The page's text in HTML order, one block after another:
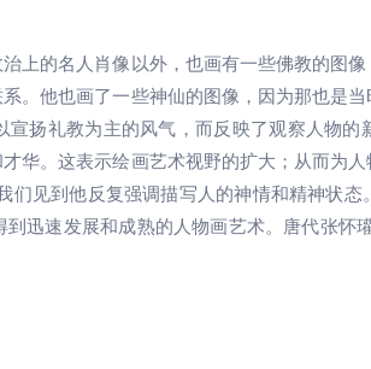
上的名人肖像以外，也画有一些佛教的图
。他也画了一些神仙的图像，因为那也是
扬礼教为主的风气，而反映了观察人物的
华。这表示绘画艺术视野的扩大；从而为
们见到他反复强调描写人的神情和精神状
迅速发展和成熟的人物画艺术。唐代张怀